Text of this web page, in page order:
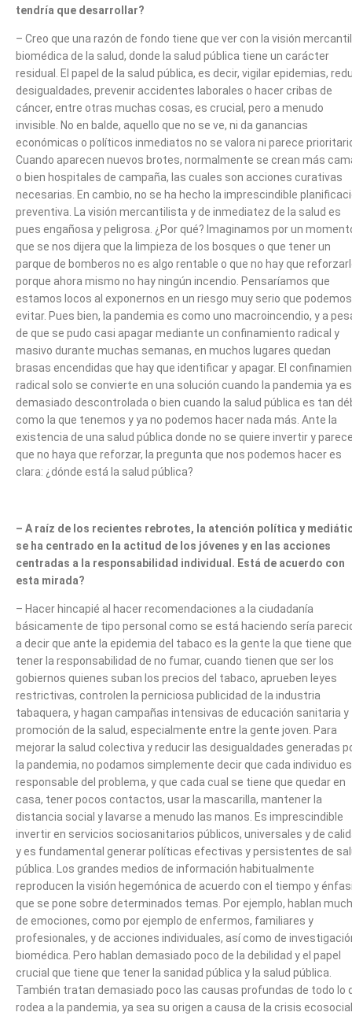
tendría que desarrollar?
– Creo que una razón de fondo tiene que ver con la visión
biomédica de la salud, donde la salud pública tiene un carácter
residual. El papel de la salud pública, es decir, vigilar epidemias,
desigualdades, prevenir accidentes laborales o hacer cribas de
cáncer, entre otras muchas cosas, es crucial, pero a menudo
invisible. No en balde, aquello que no se ve, ni da ganancias
económicas o políticos inmediatos no se valora ni parece
Cuando aparecen nuevos brotes, normalmente se crean más
o bien hospitales de campaña, las cuales son acciones curativas
necesarias. En cambio, no se ha hecho la imprescindible
preventiva. La visión mercantilista y de inmediatez de la salud es
pues engañosa y peligrosa. ¿Por qué? Imaginamos por un
que se nos dijera que la limpieza de los bosques o que tener un
parque de bomberos no es algo rentable o que no hay que
porque ahora mismo no hay ningún incendio. Pensaríamos que
estamos locos al exponernos en un riesgo muy serio que podemos
evitar. Pues bien, la pandemia es como uno macroincendio, y a
de que se pudo casi apagar mediante un confinamiento radical y
masivo durante muchas semanas, en muchos lugares quedan
brasas encendidas que hay que identificar y apagar. El
radical solo se convierte en una solución cuando la pandemia ya
demasiado descontrolada o bien cuando la salud pública es tan
como la que tenemos y ya no podemos hacer nada más. Ante la
existencia de una salud pública donde no se quiere invertir y
que no haya que reforzar, la pregunta que nos podemos hacer es
clara: ¿dónde está la salud pública?
– A raíz de los recientes rebrotes, la atención política y
se ha centrado en la actitud de los jóvenes y en las acciones
centradas a la responsabilidad individual. Está de acuerdo con
esta mirada?
– Hacer hincapié al hacer recomendaciones a la ciudadanía
básicamente de tipo personal como se está haciendo sería
a decir que ante la epidemia del tabaco es la gente la que tiene que
tener la responsabilidad de no fumar, cuando tienen que ser los
gobiernos quienes suban los precios del tabaco, aprueben leyes
restrictivas, controlen la perniciosa publicidad de la industria
tabaquera, y hagan campañas intensivas de educación sanitaria y
promoción de la salud, especialmente entre la gente joven. Para
mejorar la salud colectiva y reducir las desigualdades generadas
la pandemia, no podamos simplemente decir que cada individuo
responsable del problema, y que cada cual se tiene que quedar en
casa, tener pocos contactos, usar la mascarilla, mantener la
distancia social y lavarse a menudo las manos. Es imprescindible
invertir en servicios sociosanitarios públicos, universales y de
y es fundamental generar políticas efectivas y persistentes de
pública. Los grandes medios de información habitualmente
reproducen la visión hegemónica de acuerdo con el tiempo y
que se pone sobre determinados temas. Por ejemplo, hablan
de emociones, como por ejemplo de enfermos, familiares y
profesionales, y de acciones individuales, así como de
biomédica. Pero hablan demasiado poco de la debilidad y el papel
crucial que tiene que tener la sanidad pública y la salud pública.
También tratan demasiado poco las causas profundas de todo lo
rodea a la pandemia, ya sea su origen a causa de la crisis ecosocial